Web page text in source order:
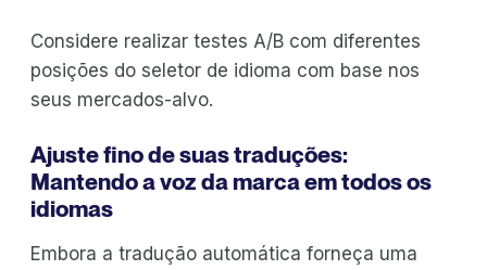
Considere realizar testes A/B com diferentes
posições do seletor de idioma com base nos
seus mercados-alvo.
Ajuste fino de suas traduções:
Mantendo a voz da marca em todos os
idiomas
Embora a tradução automática forneça uma